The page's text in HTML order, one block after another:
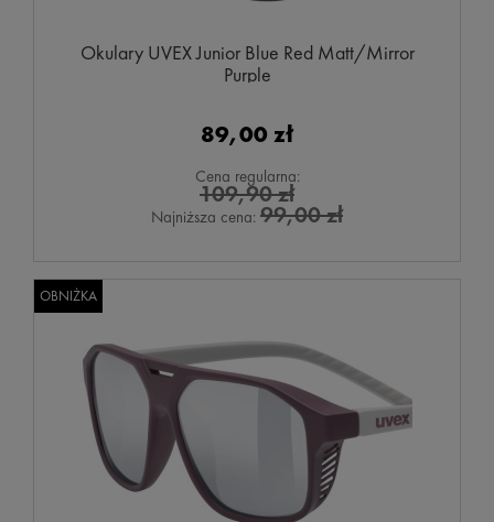
Okulary UVEX Junior Blue Red Matt/Mirror
Purple
89,00 zł
Cena regularna:
109,90 zł
Najniższa cena: 99,00 zł
OBNIŻKA